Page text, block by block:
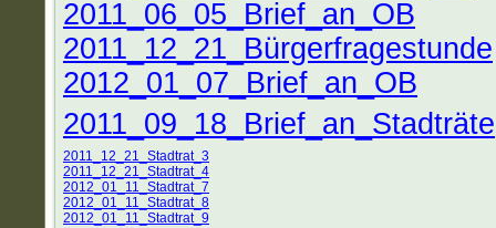
2011_06_05_Brief_an_OB
2011_12_21_Bürgerfragestunde
2012_01_07_Brief_an_OB
2011_09_18_Brief_an_Stadträte
2011_12_21_Stadtrat_3
2011_12_21_Stadtrat_4
2012_01_11_Stadtrat_7
2012_01_11_Stadtrat_8
2012_01_11_Stadtrat_9